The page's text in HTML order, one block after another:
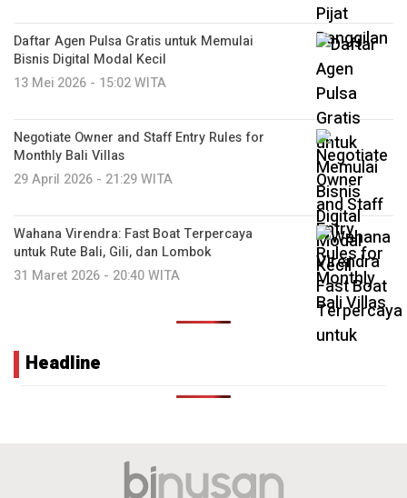
Daftar Agen Pulsa Gratis untuk Memulai
Bisnis Digital Modal Kecil
13 Mei 2026 - 15:02 WITA
Negotiate Owner and Staff Entry Rules for
Monthly Bali Villas
29 April 2026 - 21:29 WITA
Wahana Virendra: Fast Boat Terpercaya
untuk Rute Bali, Gili, dan Lombok
31 Maret 2026 - 20:40 WITA
Headline